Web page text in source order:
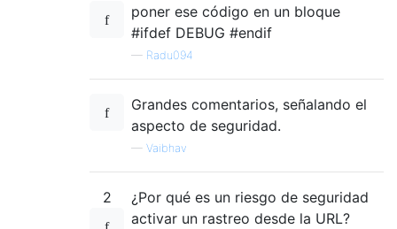
poner ese código en un bloque
#ifdef DEBUG #endif
— Radu094
Grandes comentarios, señalando el
aspecto de seguridad.
— Vaibhav
2
¿Por qué es un riesgo de seguridad
activar un rastreo desde la URL?